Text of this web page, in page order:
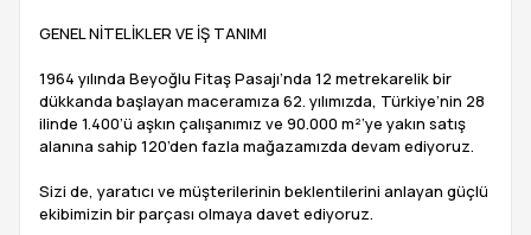
GENEL NİTELİKLER VE İŞ TANIMI
1964 yılında Beyoğlu Fitaş Pasajı’nda 12 metrekarelik bir
dükkanda başlayan maceramıza 62. yılımızda, Türkiye’nin 28
ilinde 1.400’ü aşkın çalışanımız ve 90.000 m²’ye yakın satış
alanına sahip 120’den fazla mağazamızda devam ediyoruz.
Sizi de, yaratıcı ve müşterilerinin beklentilerini anlayan güçlü
ekibimizin bir parçası olmaya davet ediyoruz.